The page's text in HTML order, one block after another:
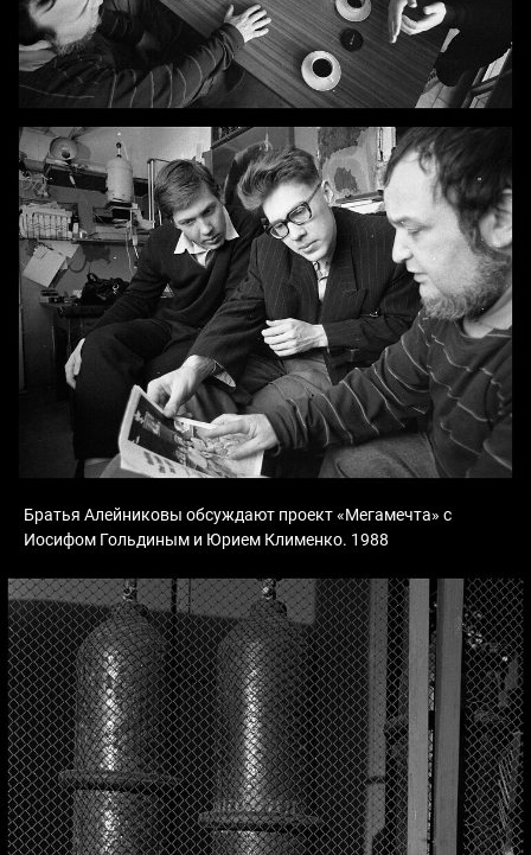
Братья Алейниковы обсуждают проект «Мегамечта» с
Иосифом Гольдиным и Юрием Клименко. 1988